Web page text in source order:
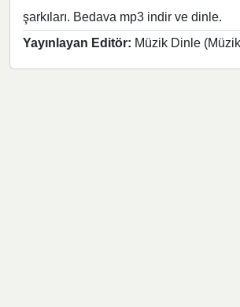
şarkıları. Bedava mp3 indir ve dinle.
Yayınlayan Editör: Müzik Dinle